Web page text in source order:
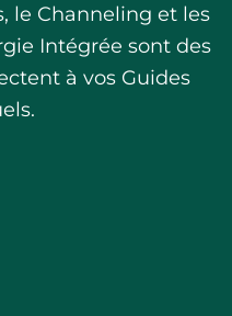
le Channeling et les
Intégrée sont des
à vos Guides